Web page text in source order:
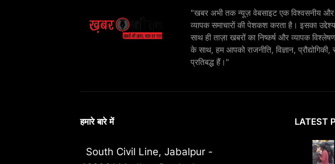
"खबर अभी तक न्यूज़ वेबसाइट एक विश्वसनीय और
व्यापक समाचारों की पेशकश करता है। इसका उद्देश्य
साथ ही ताज़ा खबरों का निष्कर्ष और व्यापक
के साथ, हम आपको राजनीति, विज्ञान,
प्रतिबद्ध हैं।"
हमारे बारे में
South Civil Line, Jabalpur -
LATEST